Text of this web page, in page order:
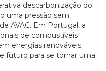
descarbonização do
uma pressão sem
AVAC. Em Portugal, a
de combustíveis
energias renováveis
futuro para se tornar uma